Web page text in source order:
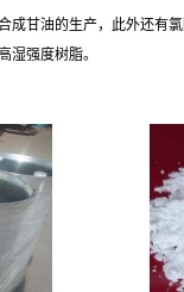
成甘油的生产，此外还有
湿强度树脂。